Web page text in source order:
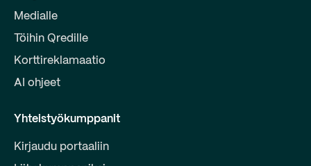
Medialle
Töihin Qredille
Korttireklamaatio
AI ohjeet
Yhteistyökumppanit
Kirjaudu portaaliin